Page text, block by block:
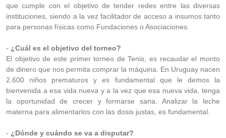
que cumple con el objetivo de tender redes entre las diversas
instituciones, siendo a la vez facilitador de acceso a insumos tanto
para personas físicas como Fundaciones o Asociaciones.
- ¿Cuál es el objetivo del torneo?
El objetivo de este primer torneo de Tenis, es recaudar el monto
de dinero que nos permita comprar la máquina. En Uruguay nacen
2.600 niños prematuros y es fundamental que le demos la
bienvenida a esa vida nueva y a la vez que esa nueva vida, tenga
la oportunidad de crecer y formarse sana. Analizar la leche
materna para alimentarlos con las dosis justas, es fundamental.
- ¿Dónde y cuándo se va a disputar?